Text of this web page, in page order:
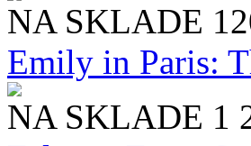
NA SKLADE
Emily in Paris:
NA SKLADE 1